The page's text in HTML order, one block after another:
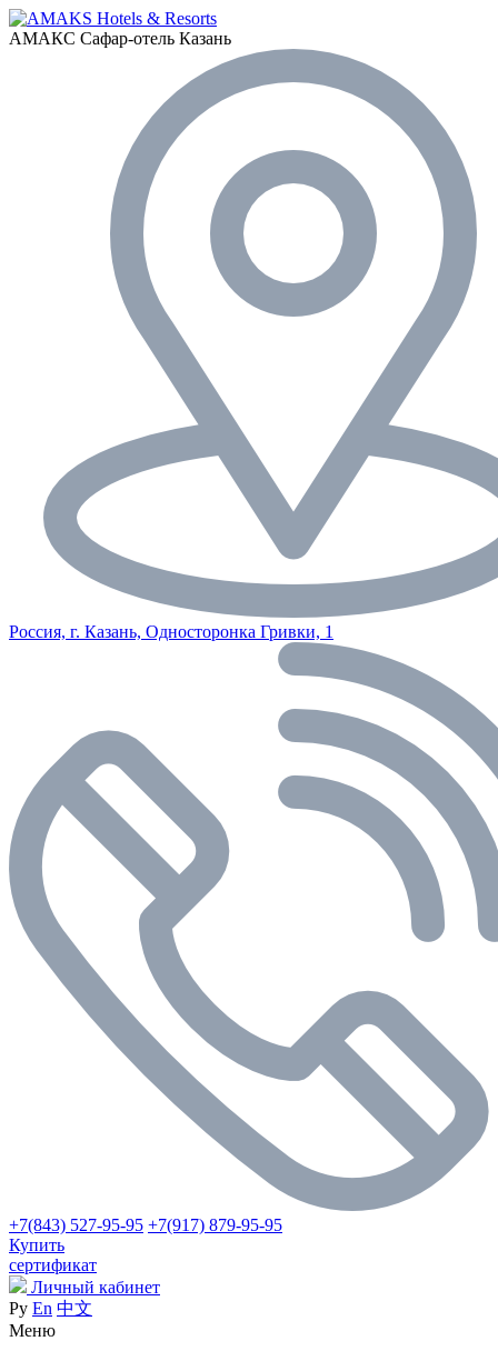
АМАКС Сафар-отель Казань
Россия, г. Казань, Односторонка Гривки, 1
+7(843) 527-95-95 +7(917) 879-95-95
Купить
сертификат
Личный кабинет
Ру En 中文
Меню